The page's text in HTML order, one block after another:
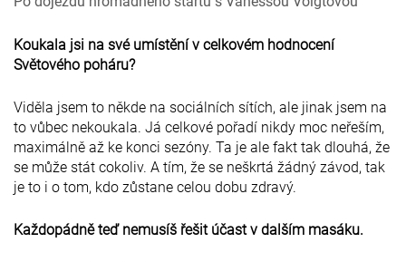
Koukala jsi na své umístění v celkovém hodnocení
Světového poháru?
Viděla jsem to někde na sociálních sítích, ale jinak jsem na
to vůbec nekoukala. Já celkové pořadí nikdy moc neřeším,
maximálně až ke konci sezóny. Ta je ale fakt tak dlouhá, že
se může stát cokoliv. A tím, že se neškrtá žádný závod, tak
je to i o tom, kdo zůstane celou dobu zdravý.
Každopádně teď nemusíš řešit účast v dalším masáku.